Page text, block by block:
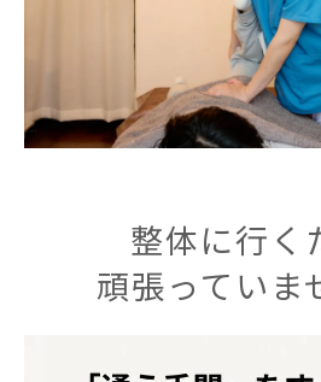
整体に行く
頑張っていま